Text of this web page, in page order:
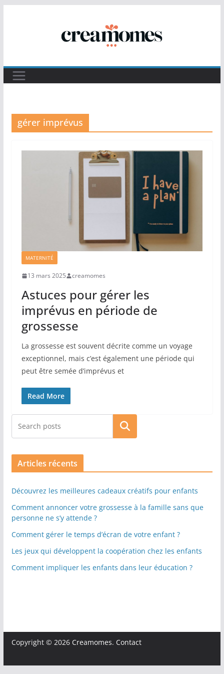
gérer imprévus
MATERNITÉ
13 mars 2025 creamomes
Astuces pour gérer les
imprévus en période de
grossesse
La grossesse est souvent décrite comme un voyage
exceptionnel, mais c’est également une période qui
peut être semée d’imprévus et
Read More
Rechercher
Articles récents
Découvrez les meilleures cadeaux créatifs pour enfants
Comment annoncer votre grossesse à la famille sans que
personne ne s’y attende ?
Comment gérer le temps d’écran de votre enfant ?
Les jeux qui développent la coopération chez les enfants
Comment impliquer les enfants dans leur éducation ?
Copyright © 2026 Creamomes. Contact